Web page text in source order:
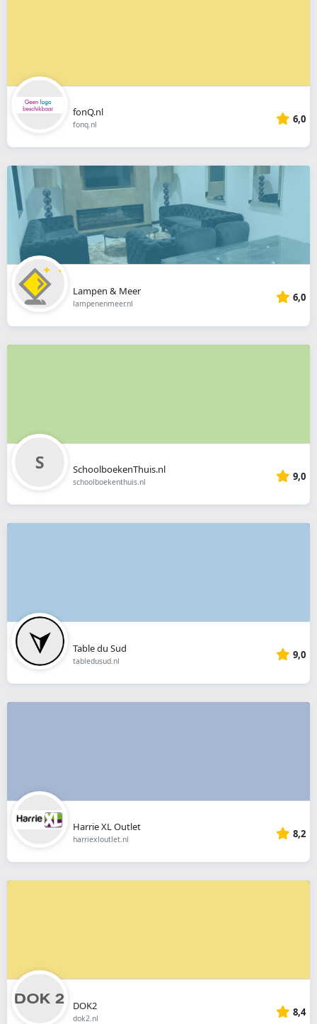
fonQ.nl
fonq.nl 6,0
Lampen & Meer
lampenenmeer.nl 6,0
SchoolboekenThuis.nl
schoolboekenthuis.nl 9,0
Table du Sud
tabledusud.nl 9,0
Harrie XL Outlet
harriexloutlet.nl 8,2
DOK2
dok2.nl 8,4